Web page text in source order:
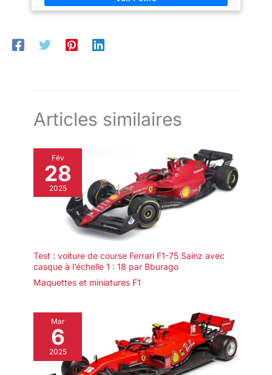
festivals. Les ensembles de
aiment les voitures.
contiennent des voitures des mini-collections HW Basic
Articles similaires
Fév
28
2025
Test : voiture de course Ferrari F1-75 Sainz avec
casque à l’échelle 1 : 18 par Bburago
Maquettes et miniatures F1
Mar
6
2025